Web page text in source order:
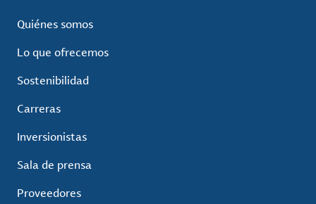
Quiénes somos
Lo que ofrecemos
Sostenibilidad
Carreras
Inversionistas
Sala de prensa
Proveedores